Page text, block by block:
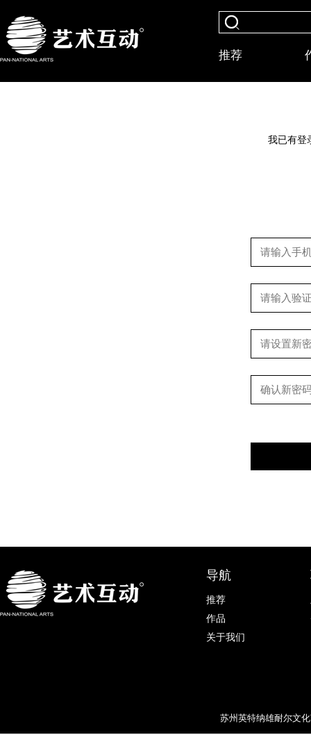
推荐
我已有登
导航
推荐
作品
关于我们
苏州英特纳雄耐尔文